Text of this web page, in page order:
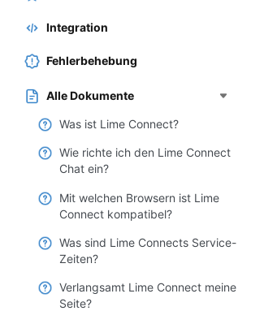
Integration
Fehlerbehebung
Alle Dokumente
Was ist Lime Connect?
Wie richte ich den Lime Connect
Chat ein?
Mit welchen Browsern ist Lime
Connect kompatibel?
Was sind Lime Connects Service-
Zeiten?
Verlangsamt Lime Connect meine
Seite?